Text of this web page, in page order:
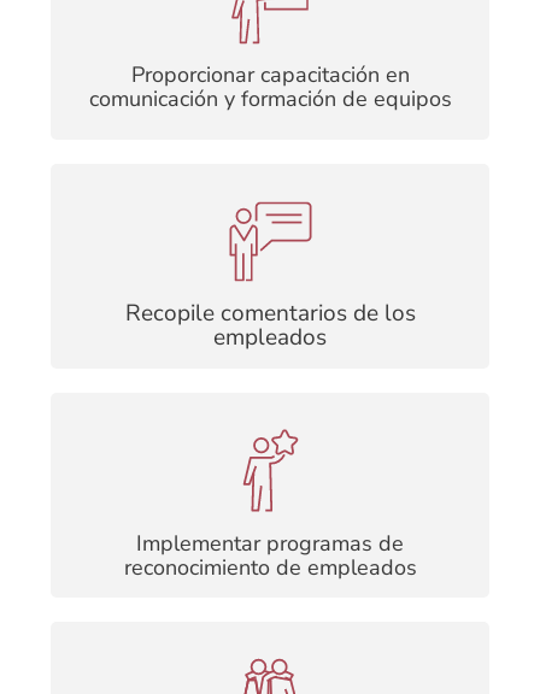
Proporcionar capacitación en
comunicación y formación de equipos
Forma efectiva de mejorar la comunicación, el
rendimiento en el lugar de trabajo y
desarrollo de nuevas habilidades
Recopile comentarios de los
empleados
Excelente manera de obtener información
valiosa sobre los niveles de confianza, las
Implementar programas de
reconocimiento de empleados
Herramientas que ayudan al aumento de la
motivación de los empleados y el compromiso
en el lugar de trabajo